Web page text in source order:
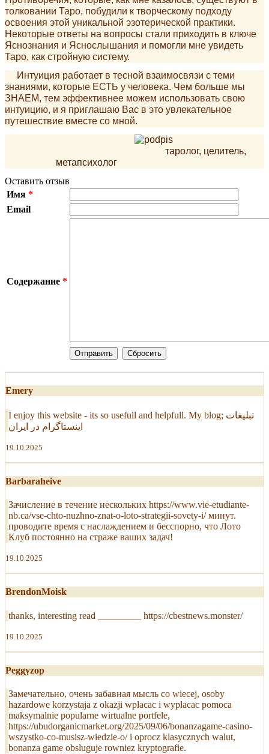
толковании Таро, побудили к творческому подходу
освоения этой уникальной эзотерической практики.
Некоторые ответы на вопросы стали приходить в ключе
Яснознания и Яснослышания и помогли мне увидеть
Таро, как стройную систему.
Интуиция работает в тесной взаимосвязи с теми
знаниями, которые ЕСТЬ у человека. Чем больше мы
ЗНАЕМ, тем эффективнее можем использовать свою
интуицию, и я приглашаю Вас в это увлекательное
путешествие вместе со мной.
таролог, целитель,
метапсихолог
Оставить отзыв
Имя *
Email
Содержание *
Emery
I enjoy this website - its so usefull and helpfull. My blog; تبلیغات
اینستاگرام در ایران
19.10.2025
Barbaraheive
Зачисление в течение нескольких https://www.vie-etudiante-
nb.ca/vse-chto-nuzhno-znat-o-loto-strategii-sovety-i/ минут.
проводите время с наслаждением и бесспорно, что Лото
Клуб постоянно на страже ваших задач!
19.10.2025
BrendonMoisk
thanks, interesting read _________ https://cbestnews.monster/
19.10.2025
Peggyzop
Замечательно, очень забавная мысль co wiecej, osoby
hazardowe korzystaja z okazji wplacac i wyplacac pomoca
maksymalnie popularne wirtualne portfele,
https://ubudorganicmarket.org/2025/09/06/bonanzagame-casino-
wszystko-co-musisz-wiedzie-o/ i oprocz klasycznych walut,
bonanza game obsluguje rowniez kryptografie.